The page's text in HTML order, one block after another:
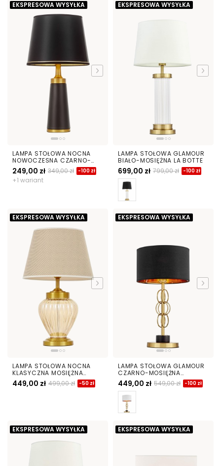
EKSPRESOWA WYSYŁKA
LAMPA STOŁOWA NOCNA
NOWOCZESNA CZARNO-
MOSIĘŻNA HALSEY
249,00 zł 349,00 zł -100 zł
+1 wariant
EKSPRESOWA WYSYŁKA
LAMPA STOŁOWA GLAMOUR
BIAŁO-MOSIĘŻNA LA BOTTE
699,00 zł 799,00 zł -100 zł
EKSPRESOWA WYSYŁKA
LAMPA STOŁOWA NOCNA
KLASYCZNA MOSIĘŻNA
MOLTENA
449,00 zł 499,00 zł -50 zł
EKSPRESOWA WYSYŁKA
LAMPA STOŁOWA GLAMOUR
CZARNO-MOSIĘŻNA
AZZARIA
449,00 zł 549,00 zł -100 zł
EKSPRESOWA WYSYŁKA EKSPRESOWA WYSYŁKA